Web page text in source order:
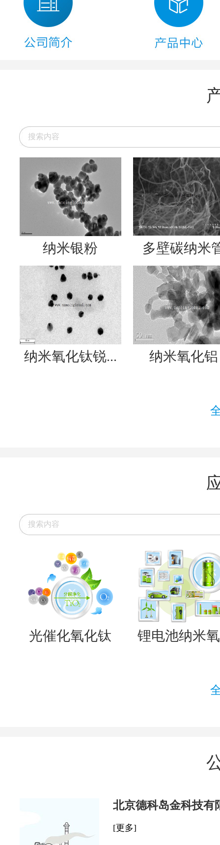
纳米银粉 多壁碳纳米
纳米氧化钛锐... 纳米氧化铝
光催化氧化钛 锂电池纳米
北京德科岛金科技有
[更多]